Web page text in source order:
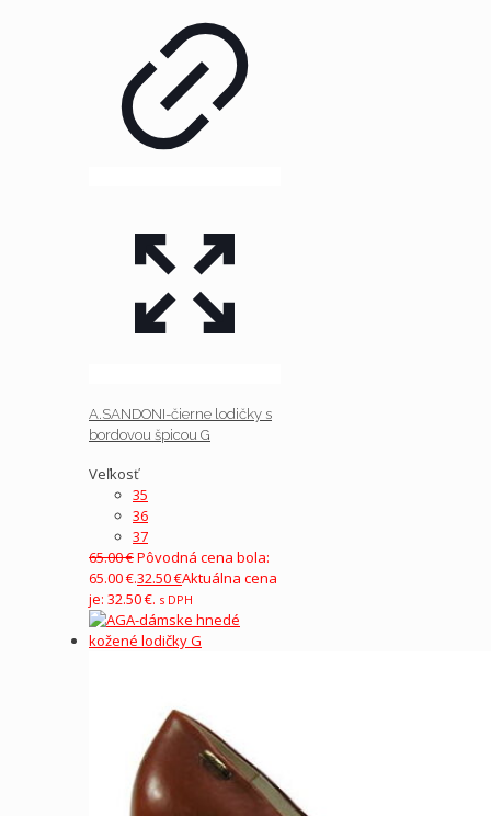
A.SANDONI-čierne lodičky s
bordovou špicou G
Veľkosť
35
36
37
65.00€Pôvodná cena bola:
65.00 €.32.50€Aktuálna cena
je: 32.50 €. s DPH